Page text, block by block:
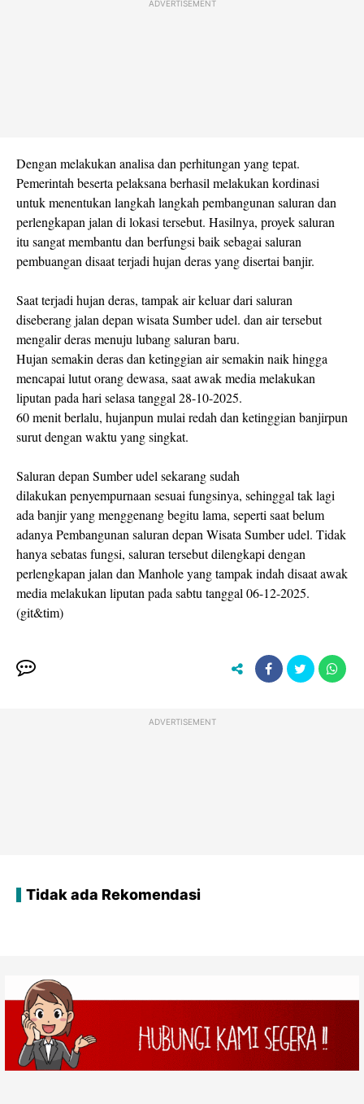
ADVERTISEMENT
Dengan melakukan analisa dan perhitungan yang tepat.
Pemerintah beserta pelaksana berhasil melakukan kordinasi
untuk menentukan langkah langkah pembangunan saluran dan
perlengkapan jalan di lokasi tersebut. Hasilnya, proyek saluran
itu sangat membantu dan berfungsi baik sebagai saluran
pembuangan disaat terjadi hujan deras yang disertai banjir.
Saat terjadi hujan deras, tampak air keluar dari saluran
diseberang jalan depan wisata Sumber udel. dan air tersebut
mengalir deras menuju lubang saluran baru.
Hujan semakin deras dan ketinggian air semakin naik hingga
mencapai lutut orang dewasa, saat awak media melakukan
liputan pada hari selasa tanggal 28-10-2025.
60 menit berlalu, hujanpun mulai redah dan ketinggian banjirpun
surut dengan waktu yang singkat.
Saluran depan Sumber udel sekarang sudah
dilakukan penyempurnaan sesuai fungsinya, sehinggal tak lagi
ada banjir yang menggenang begitu lama, seperti saat belum
adanya Pembangunan saluran depan Wisata Sumber udel. Tidak
hanya sebatas fungsi, saluran tersebut dilengkapi dengan
perlengkapan jalan dan Manhole yang tampak indah disaat awak
media melakukan liputan pada sabtu tanggal 06-12-2025.
(git&tim)
ADVERTISEMENT
Tidak ada Rekomendasi